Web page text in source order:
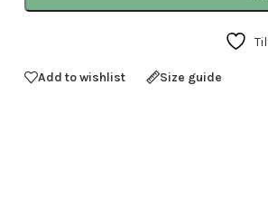
Add to wishlist Size guide